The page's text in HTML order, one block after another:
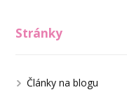
Stránky
Články na blogu